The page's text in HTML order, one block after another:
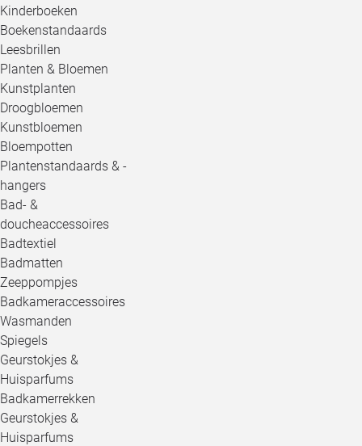
Kinderboeken
Boekenstandaards
Leesbrillen
Planten & Bloemen
Kunstplanten
Droogbloemen
Kunstbloemen
Bloempotten
Plantenstandaards & -
hangers
Bad- &
doucheaccessoires
Badtextiel
Badmatten
Zeeppompjes
Badkameraccessoires
Wasmanden
Spiegels
Geurstokjes &
Huisparfums
Badkamerrekken
Geurstokjes &
Huisparfums